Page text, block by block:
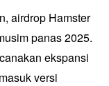
airdrop Hamster
panas 2025.
ekspansi
versi